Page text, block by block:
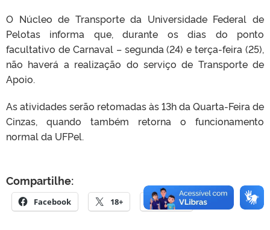
O Núcleo de Transporte da Universidade Federal de
Pelotas informa que, durante os dias do ponto
facultativo de Carnaval – segunda (24) e terça-feira (25),
não haverá a realização do serviço de Transporte de
Apoio.
As atividades serão retomadas às 13h da Quarta-Feira de
Cinzas, quando também retorna o funcionamento
normal da UFPel.
Compartilhe:
Facebook 18+ E-mail